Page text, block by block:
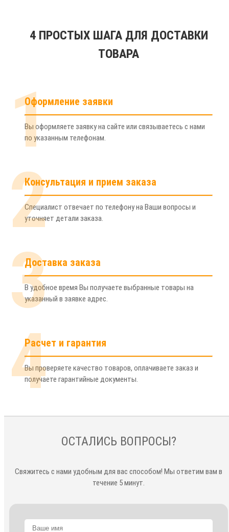
4 ПРОСТЫХ ШАГА ДЛЯ ДОСТАВКИ
ТОВАРА
1
Оформление заявки
Вы оформляете заявку на сайте или связываетесь с нами
по указанным телефонам.
2
Консультация и прием заказа
Специалист отвечает по телефону на Ваши вопросы и
уточняет детали заказа.
3
Доставка заказа
В удобное время Вы получаете выбранные товары на
указанный в заявке адрес.
4
Расчет и гарантия
Вы проверяете качество товаров, оплачиваете заказ и
получаете гарантийные документы.
ОСТАЛИСЬ ВОПРОСЫ?
Свяжитесь с нами удобным для вас способом! Мы ответим вам в
течение 5 минут.